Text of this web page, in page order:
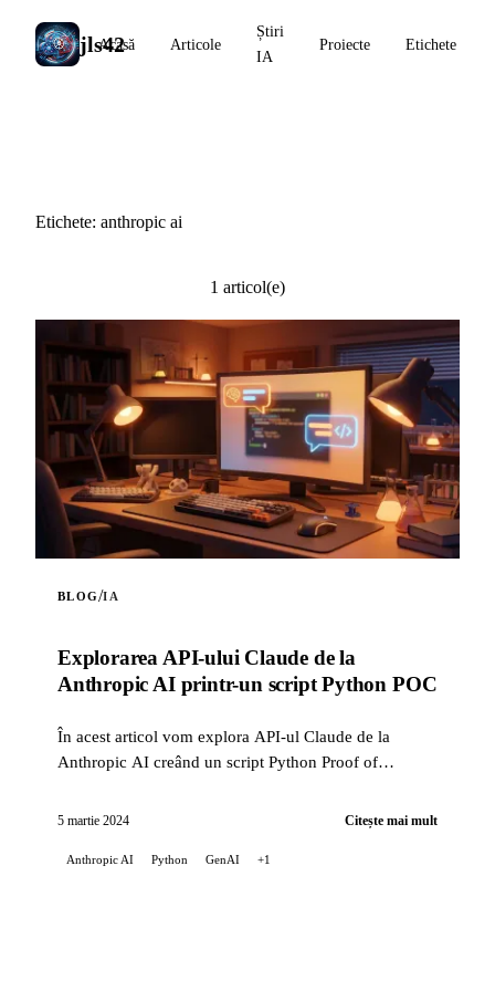
jls42
Acasă Articole
Știri
IA
Proiecte Etichete
Etichete: anthropic ai
1 articol(e)
BLOG/IA
Explorarea API-ului Claude de la
Anthropic AI printr-un script Python POC
În acest articol vom explora API-ul Claude de la
Anthropic AI creând un script Python Proof of
...
5 martie 2024 Citește mai mult
Anthropic AI Python GenAI +1